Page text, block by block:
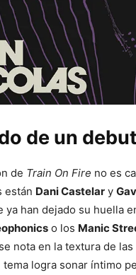
de un
de Train On Fire no es
están Dani Castelar y
ya han dejado su huella
o los Manic
nota en la textura de
tema logra sonar íntimo